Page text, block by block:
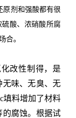
原剂和强酸都有很
酸、浓硝酸所腐
合。
改性制得，是
无味、无臭、无
填料增加了材料
的腐蚀。根据试